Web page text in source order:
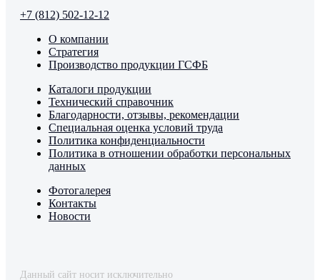
+7 (812) 502-12-12
О компании
Стратегия
Производство продукции ГСФБ
Каталоги продукции
Технический справочник
Благодарности, отзывы, рекомендации
Специальная оценка условий труда
Политика конфиденциальности
Политика в отношении обработки персональных
данных
Фотогалерея
Контакты
Новости
Данный сайт носит исключительно